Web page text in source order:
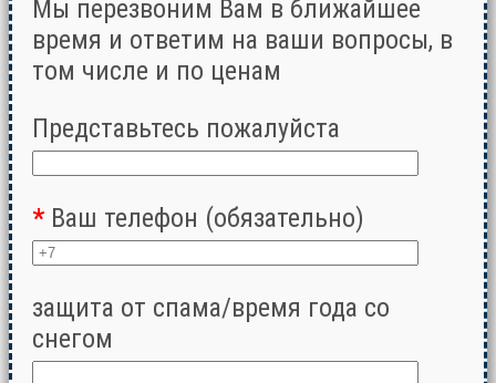
Мы перезвоним Вам в ближайшее
время и ответим на ваши вопросы, в
том числе и по ценам
Представьтесь пожалуйста
* Ваш телефон (обязательно)
защита от спама/время года со
снегом